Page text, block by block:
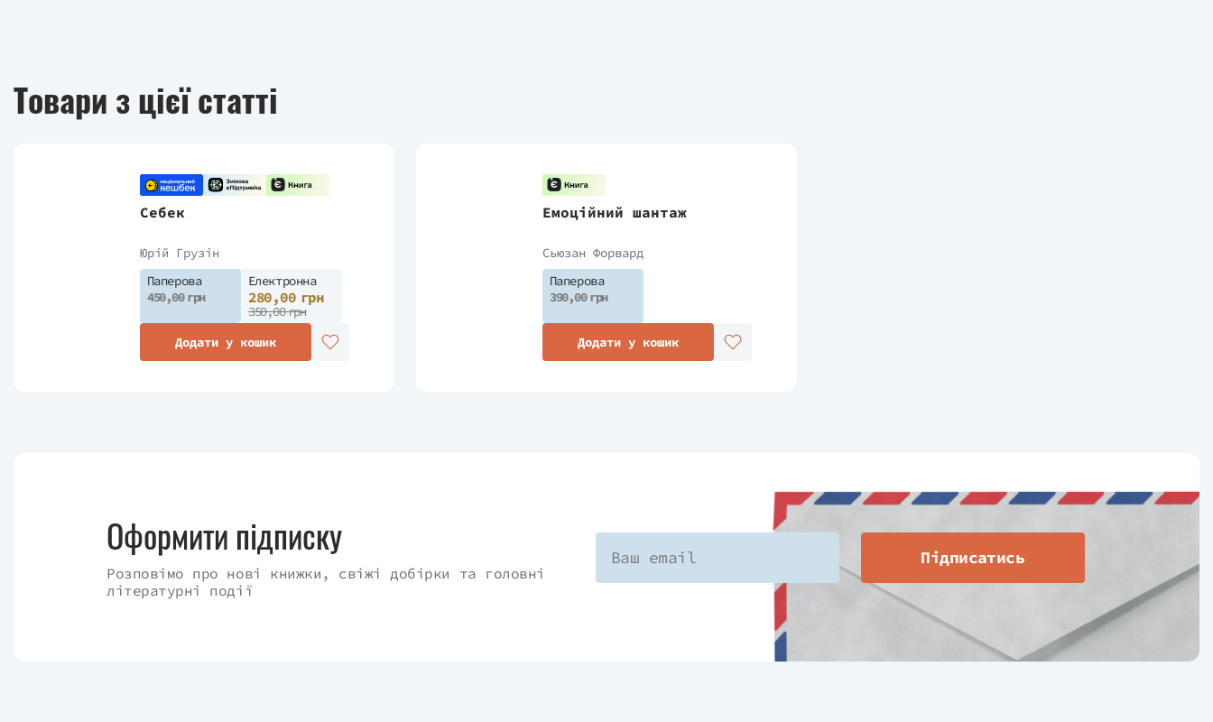
Товари з цієї статті
Себек
Юрій Грузін
Паперова
450,00 грн
Електронна
280,00 грн
350,00 грн
Додати у кошик
Емоційний шантаж
Сьюзан Форвард
Паперова
390,00 грн
Додати у кошик
Оформити підписку
Розповімо про нові книжки, свіжі добірки та головні
літературні події
Підписатись